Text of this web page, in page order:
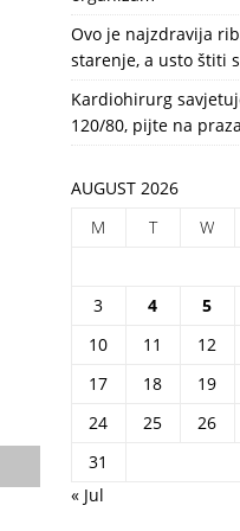
Ovo je najzdravija
starenje, a usto štiti
Kardiohirurg
120/80, pijte na
AUGUST 2026
M
T W
3
4 5
10
11 12
17
18 19
24
25 26
31
« Jul